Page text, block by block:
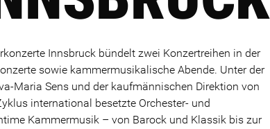
Innsbruck bündelt zwei Konzertreihen in der
sowie kammermusikalische Abende. Unter der
Maria Sens und der kaufmännischen Direktion von
international besetzte Orchester- und
Kammermusik – von Barock und Klassik bis zur